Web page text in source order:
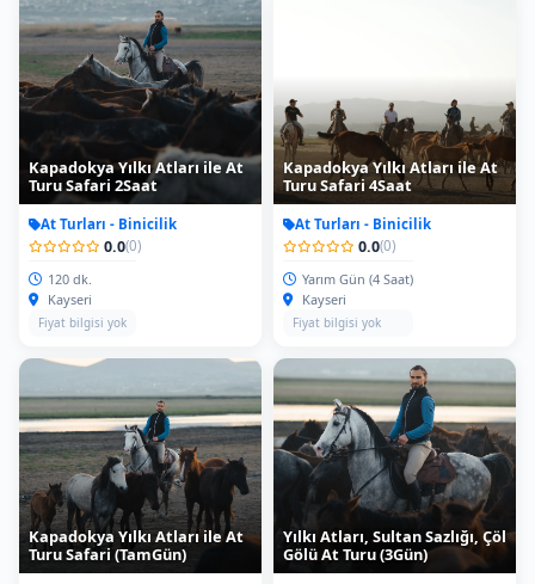
Kapadokya Yılkı Atları ile At
Turu Safari 2Saat
0.0(0)
Kayseri
Fiyat bilgisi yok
Kapadokya Yılkı Atları ile At
Turu Safari 4Saat
0.0(0)
Kayseri
Fiyat bilgisi yok
Kapadokya Yılkı Atları ile At
Turu Safari (TamGün)
Yılkı Atları, Sultan Sazlığı, Çöl
Gölü At Turu (3Gün)